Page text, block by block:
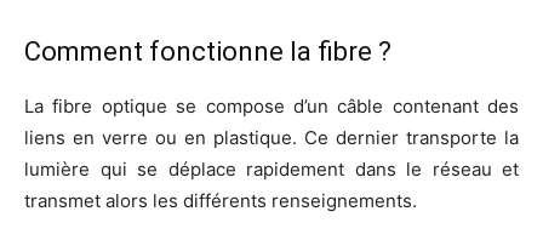
Comment fonctionne la fibre ?
La fibre optique se compose d’un câble contenant des
liens en verre ou en plastique. Ce dernier transporte la
lumière qui se déplace rapidement dans le réseau et
transmet alors les différents renseignements.